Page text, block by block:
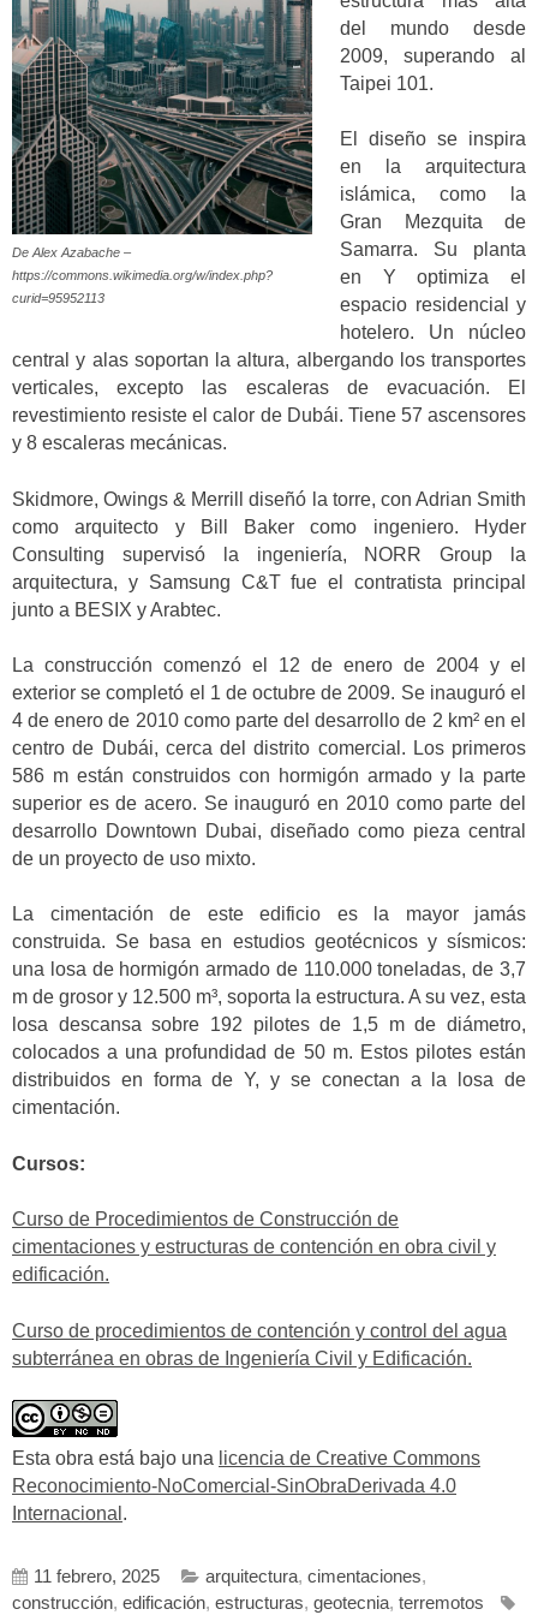
De Alex Azabache –
https://commons.wikimedia.org/w/index.php?
curid=95952113
del mundo desde
2009, superando al
Taipei 101.
El diseño se inspira
en la arquitectura
islámica, como la
Gran Mezquita de
Samarra. Su planta
en Y optimiza el
espacio residencial y
hotelero. Un núcleo
central y alas soportan la altura, albergando los transportes
verticales, excepto las escaleras de evacuación. El
revestimiento resiste el calor de Dubái. Tiene 57 ascensores
y 8 escaleras mecánicas.
Skidmore, Owings & Merrill diseñó la torre, con Adrian Smith
como arquitecto y Bill Baker como ingeniero. Hyder
Consulting supervisó la ingeniería, NORR Group la
arquitectura, y Samsung C&T fue el contratista principal
junto a BESIX y Arabtec.
La construcción comenzó el 12 de enero de 2004 y el
exterior se completó el 1 de octubre de 2009. Se inauguró el
4 de enero de 2010 como parte del desarrollo de 2 km² en el
centro de Dubái, cerca del distrito comercial. Los primeros
586 m están construidos con hormigón armado y la parte
superior es de acero. Se inauguró en 2010 como parte del
desarrollo Downtown Dubai, diseñado como pieza central
de un proyecto de uso mixto.
La cimentación de este edificio es la mayor jamás
construida. Se basa en estudios geotécnicos y sísmicos:
una losa de hormigón armado de 110.000 toneladas, de 3,7
m de grosor y 12.500 m³, soporta la estructura. A su vez, esta
losa descansa sobre 192 pilotes de 1,5 m de diámetro,
colocados a una profundidad de 50 m. Estos pilotes están
distribuidos en forma de Y, y se conectan a la losa de
cimentación.
Cursos:
Curso de Procedimientos de Construcción de
cimentaciones y estructuras de contención en obra civil y
edificación.
Curso de procedimientos de contención y control del agua
subterránea en obras de Ingeniería Civil y Edificación.
Esta obra está bajo una licencia de Creative Commons
Reconocimiento-NoComercial-SinObraDerivada 4.0
Internacional .
11 febrero, 2025 arquitectura, cimentaciones,
construcción, edificación, estructuras, geotecnia, terremotos